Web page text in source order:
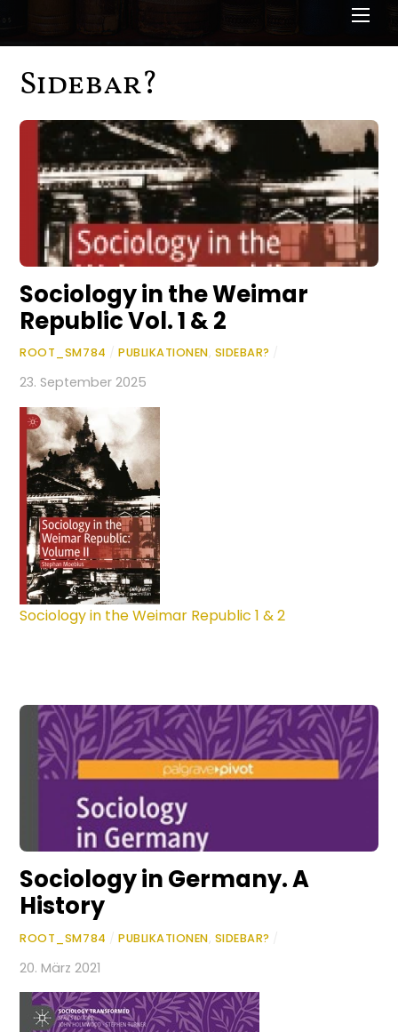
Sidebar?
Sociology in the Weimar
Republic Vol. 1 & 2
ROOT_SM784 PUBLIKATIONEN, SIDEBAR?
23. September 2025
Sociology in the Weimar Republic 1 & 2
Sociology in Germany. A
History
ROOT_SM784 PUBLIKATIONEN, SIDEBAR?
20. März 2021